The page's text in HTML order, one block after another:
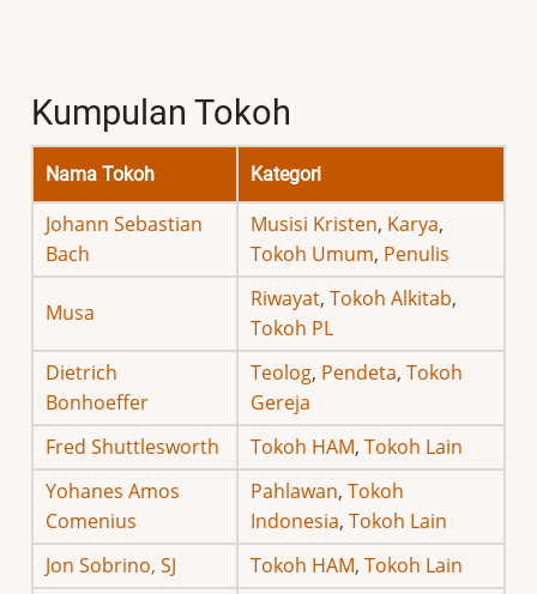
Kumpulan Tokoh
Nama Tokoh Kategori
Johann Sebastian
Bach
Musisi Kristen, Karya,
Tokoh Umum, Penulis
Musa
Riwayat, Tokoh Alkitab,
Tokoh PL
Dietrich
Bonhoeffer
Teolog, Pendeta, Tokoh
Gereja
Fred Shuttlesworth
Tokoh HAM, Tokoh Lain
Yohanes Amos
Comenius
Pahlawan, Tokoh
Indonesia, Tokoh Lain
Jon Sobrino, SJ
Tokoh HAM, Tokoh Lain